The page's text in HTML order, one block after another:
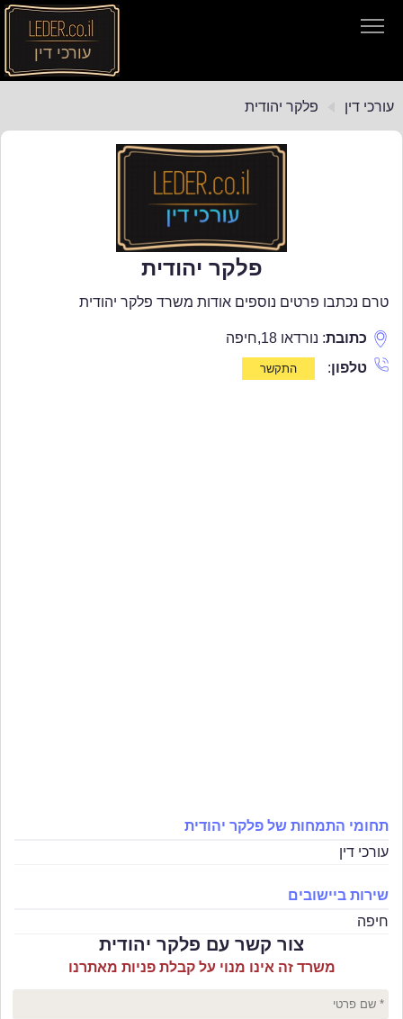
עורכי דין
עורכי דין
עורכי דין פלקר יהודית
פלקר יהודית
טרם נכתבו פרטים נוספים אודות משרד פלקר יהודית
כתובת: נורדאו 18 ,חיפה
טלפון:
תחומי התמחות של פלקר יהודית
עורכי דין
שירות ביישובים
חיפה
צור קשר עם פלקר יהודית
משרד זה אינו מנוי על קבלת פניות מאתרנו